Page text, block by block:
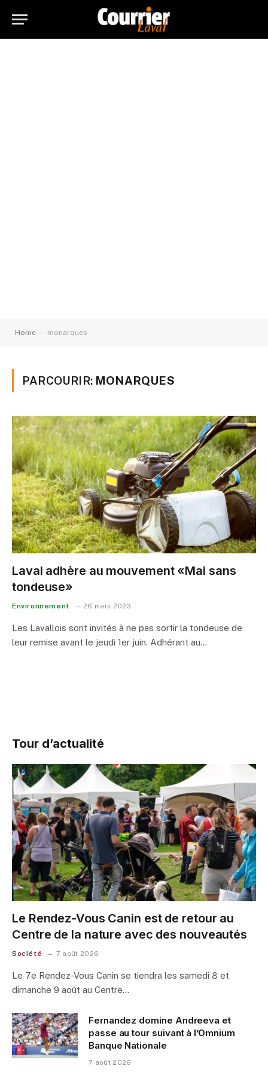
Home - monarques
PARCOURIR: MONARQUES
Laval adhère au mouvement «Mai sans
tondeuse»
Environnement 26 mars 2023
Les Lavallois sont invités à ne pas sortir la tondeuse de
leur remise avant le jeudi 1er juin. Adhérant au…
Tour d’actualité
Le Rendez-Vous Canin est de retour au
Centre de la nature avec des nouveautés
Société 7 août 2026
Le 7e Rendez-Vous Canin se tiendra les samedi 8 et
dimanche 9 août au Centre…
Fernandez domine Andreeva et
passe au tour suivant à l’Omnium
Banque Nationale
7 août 2026